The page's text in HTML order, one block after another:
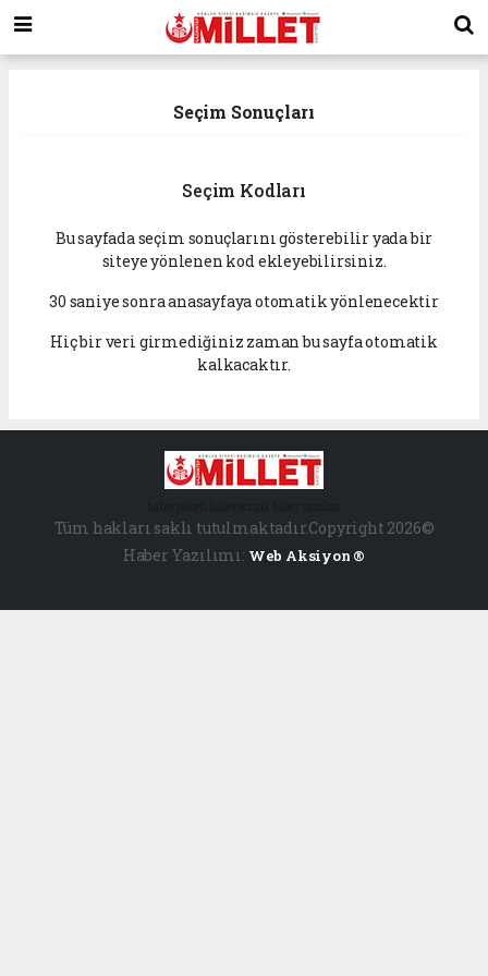
Seçim Sonuçları
Seçim Kodları
Bu sayfada seçim sonuçlarını gösterebilir yada bir
siteye yönlenen kod ekleyebilirsiniz.
30 saniye sonra anasayfaya otomatik yönlenecektir
Hiç bir veri girmediğiniz zaman bu sayfa otomatik
kalkacaktır.
Tüm hakları saklı tutulmaktadır.Copyright 2026©
Haber Yazılımı: Web Aksiyon ®